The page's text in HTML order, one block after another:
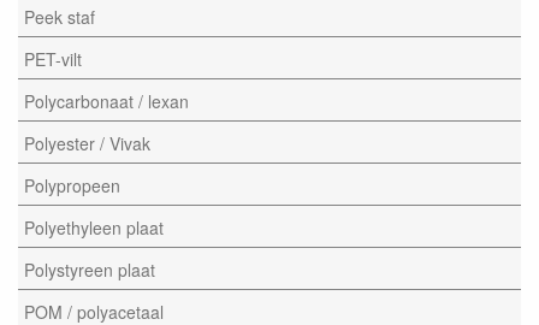
Peek staf
PET-vilt
Polycarbonaat / lexan
Polyester / Vivak
Polypropeen
Polyethyleen plaat
Polystyreen plaat
POM / polyacetaal